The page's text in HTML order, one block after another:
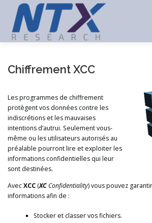
contenu
CONSULTING PARTENAIRES
CONTACT
Chiffrement XCC
Les programmes de chiffrement
protègent vos données contre les
indiscrétions et les mauvaises
intentions d’autrui. Seulement vous-
même ou les utilisateurs autorisés au
préalable pourront lire et exploiter les
informations confidentielles qui leur
sont destinées.
AvecXCC (XC Confidentiality) vous pouvez
informations afin de :
Stocker et classer vos fichiers.